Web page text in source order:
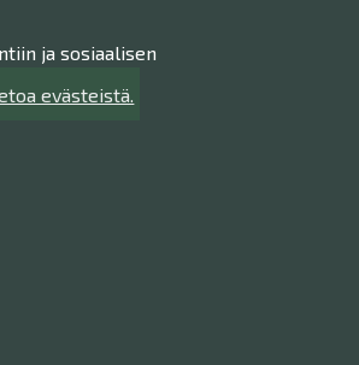
ja sosiaalisen
evästeistä.